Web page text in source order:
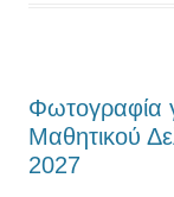
Φωτογραφία
Μαθητικού
2027